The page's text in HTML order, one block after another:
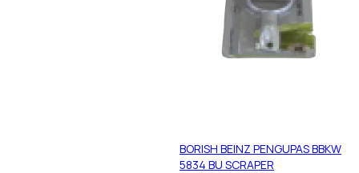
BORISH BEINZ PENGUPAS BBKW
5834 BU SCRAPER